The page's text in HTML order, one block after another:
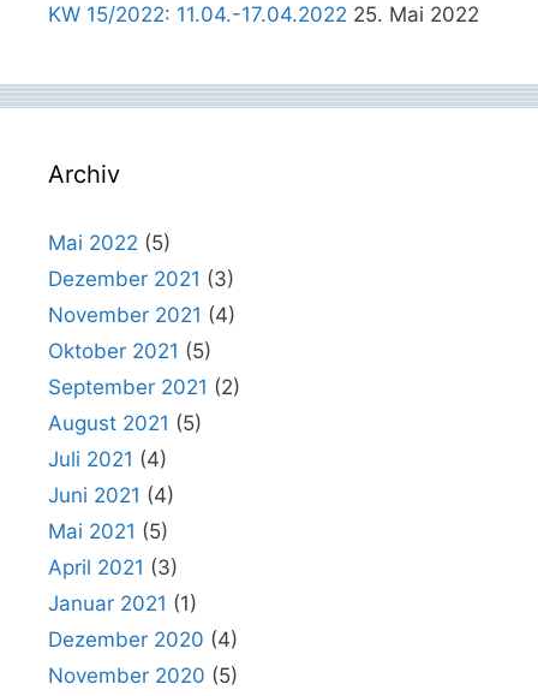
KW 15/2022: 11.04.-17.04.2022 25. Mai 2022
Archiv
Mai 2022 (5)
Dezember 2021 (3)
November 2021 (4)
Oktober 2021 (5)
September 2021 (2)
August 2021 (5)
Juli 2021 (4)
Juni 2021 (4)
Mai 2021 (5)
April 2021 (3)
Januar 2021 (1)
Dezember 2020 (4)
November 2020 (5)